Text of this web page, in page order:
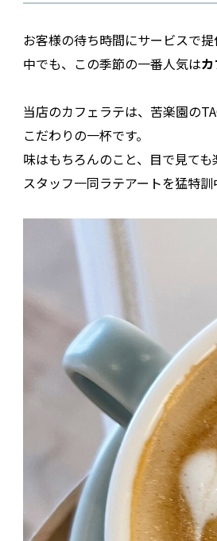
お客様の待ち時間にサービスで
中でも、この季節の一番人気は
当店のカフェラテは、苦楽園の
こだわりの一杯です。
味はもちろんのこと、目で見て
スタッフ一同ラテアートを猛特訓